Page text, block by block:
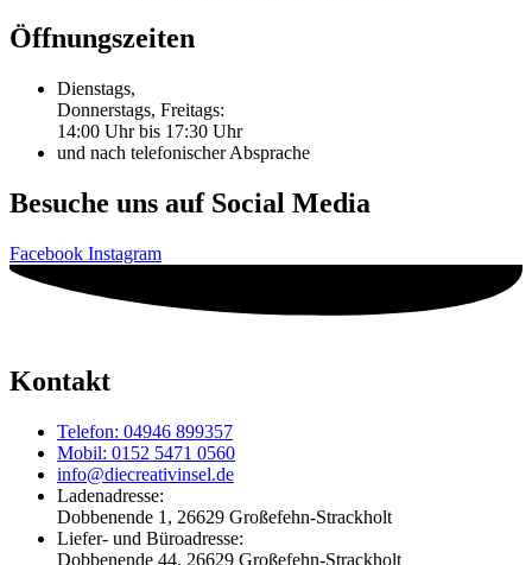
Öffnungszeiten
Dienstags,
Donnerstags, Freitags:
14:00 Uhr bis 17:30 Uhr
und nach telefonischer Absprache
Besuche uns auf Social Media
Facebook Instagram
Kontakt
Telefon: 04946 899357
Mobil: 0152 5471 0560
info@diecreativinsel.de
Ladenadresse:
Dobbenende 1, 26629 Großefehn-Strackholt
Liefer- und Büroadresse:
Dobbenende 44, 26629 Großefehn-Strackholt